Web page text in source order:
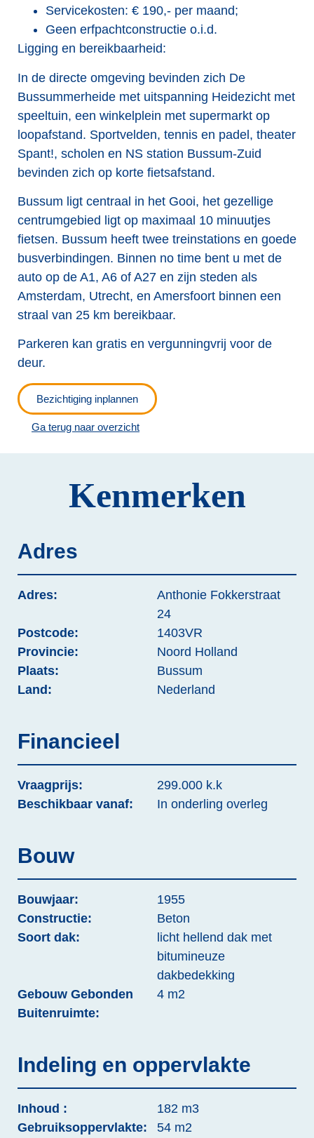
Servicekosten: € 190,- per maand;
Geen erfpachtconstructie o.i.d.
Ligging en bereikbaarheid:
In de directe omgeving bevinden zich De
Bussummerheide met uitspanning Heidezicht met
speeltuin, een winkelplein met supermarkt op
loopafstand. Sportvelden, tennis en padel, theater
Spant!, scholen en NS station Bussum-Zuid
bevinden zich op korte fietsafstand.
Bussum ligt centraal in het Gooi, het gezellige
centrumgebied ligt op maximaal 10 minuutjes
fietsen. Bussum heeft twee treinstations en goede
busverbindingen. Binnen no time bent u met de
auto op de A1, A6 of A27 en zijn steden als
Amsterdam, Utrecht, en Amersfoort binnen een
straal van 25 km bereikbaar.
Parkeren kan gratis en vergunningvrij voor de
deur.
Bezichtiging inplannen
Ga terug naar overzicht
Kenmerken
Adres
Adres:
Anthonie Fokkerstraat
24
Postcode:
1403VR
Provincie:
Noord Holland
Plaats:
Bussum
Land:
Nederland
Financieel
Vraagprijs:
299.000 k.k
Beschikbaar vanaf:
In onderling overleg
Bouw
Bouwjaar:
1955
Constructie:
Beton
Soort dak:
licht hellend dak met
bitumineuze
dakbedekking
Gebouw Gebonden
Buitenruimte:
4 m2
Indeling en oppervlakte
Inhoud :
182 m3
Gebruiksoppervlakte:
54 m2